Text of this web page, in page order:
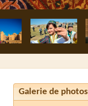
Galerie de photos